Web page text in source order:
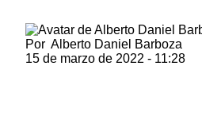
Por Alberto Daniel Barboza
15 de marzo de 2022 - 11:28